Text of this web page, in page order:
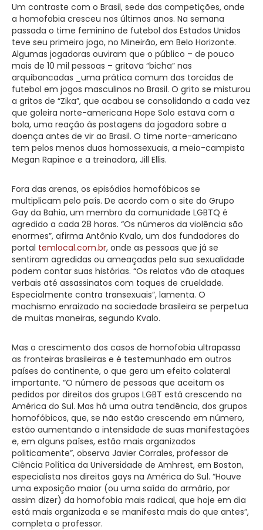
Um contraste com o Brasil, sede das competições, onde
a homofobia cresceu nos últimos anos. Na semana
passada o time feminino de futebol dos Estados Unidos
teve seu primeiro jogo, no Mineirão, em Belo Horizonte.
Algumas jogadoras ouviram que o público – de pouco
mais de 10 mil pessoas – gritava “bicha” nas
arquibancadas _uma prática comum das torcidas de
futebol em jogos masculinos no Brasil. O grito se misturou
a gritos de “Zika”, que acabou se consolidando a cada vez
que goleira norte-americana Hope Solo estava com a
bola, uma reação às postagens da jogadora sobre a
doença antes de vir ao Brasil. O time norte-americano
tem pelos menos duas homossexuais, a meio-campista
Megan Rapinoe e a treinadora, Jill Ellis.
Fora das arenas, os episódios homofóbicos se
multiplicam pelo país. De acordo com o site do Grupo
Gay da Bahia, um membro da comunidade LGBTQ é
agredido a cada 28 horas. “Os números da violência são
enormes”, afirma Antônio Kvalo, um dos fundadores do
portal temlocal.com.br, onde as pessoas que já se
sentiram agredidas ou ameaçadas pela sua sexualidade
podem contar suas histórias. “Os relatos vão de ataques
verbais até assassinatos com toques de crueldade.
Especialmente contra transexuais”, lamenta. O
machismo enraizado na sociedade brasileira se perpetua
de muitas maneiras, segundo Kvalo.
Mas o crescimento dos casos de homofobia ultrapassa
as fronteiras brasileiras e é testemunhado em outros
países do continente, o que gera um efeito colateral
importante. “O número de pessoas que aceitam os
pedidos por direitos dos grupos LGBT está crescendo na
América do Sul. Mas há uma outra tendência, dos grupos
homofóbicos, que, se não estão crescendo em número,
estão aumentando a intensidade de suas manifestações
e, em alguns países, estão mais organizados
politicamente”, observa Javier Corrales, professor de
Ciência Política da Universidade de Amhrest, em Boston,
especialista nos direitos gays na América do Sul. “Houve
uma exposição maior (ou uma saída do armário, por
assim dizer) da homofobia mais radical, que hoje em dia
está mais organizada e se manifesta mais do que antes”,
completa o professor.